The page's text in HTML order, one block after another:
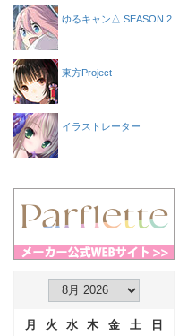
ゆるキャン△ SEASON 2
東方Project
イラストレーター
月 火 水 木 金 土
日